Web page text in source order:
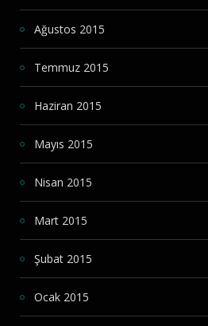
Ağustos 2015
Temmuz 2015
Haziran 2015
Mayıs 2015
Nisan 2015
Mart 2015
Şubat 2015
Ocak 2015